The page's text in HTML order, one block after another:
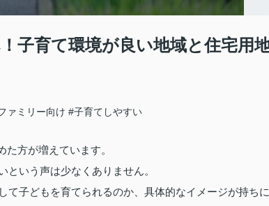
子育て環境が良い地域と住宅用
ァミリー向け #子育てしやすい
方が増えています。
いう声は少なくありません。
て子どもを育てられるのか、具体的なイメージが持ちに